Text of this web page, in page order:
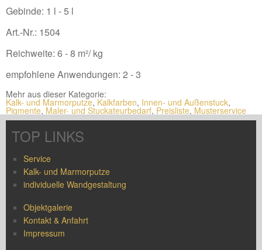
Gebinde: 1 l - 5 l
Art.-Nr.: 1504
Reichweite: 6 - 8 m²/ kg
empfohlene Anwendungen: 2 - 3
Mehr aus dieser Kategorie:
Kalk- und Marmorputze, Kalkfarben, Innen- und Außenstuck,
Pigmente, Maler- und Stuckateurbedarf, Preisliste, Musterservice
TOP LINKS
Service
Kalk- und Marmorputze
individuelle Wandgestaltung
Objektgalerie
Kontakt & Anfahrt
Impressum